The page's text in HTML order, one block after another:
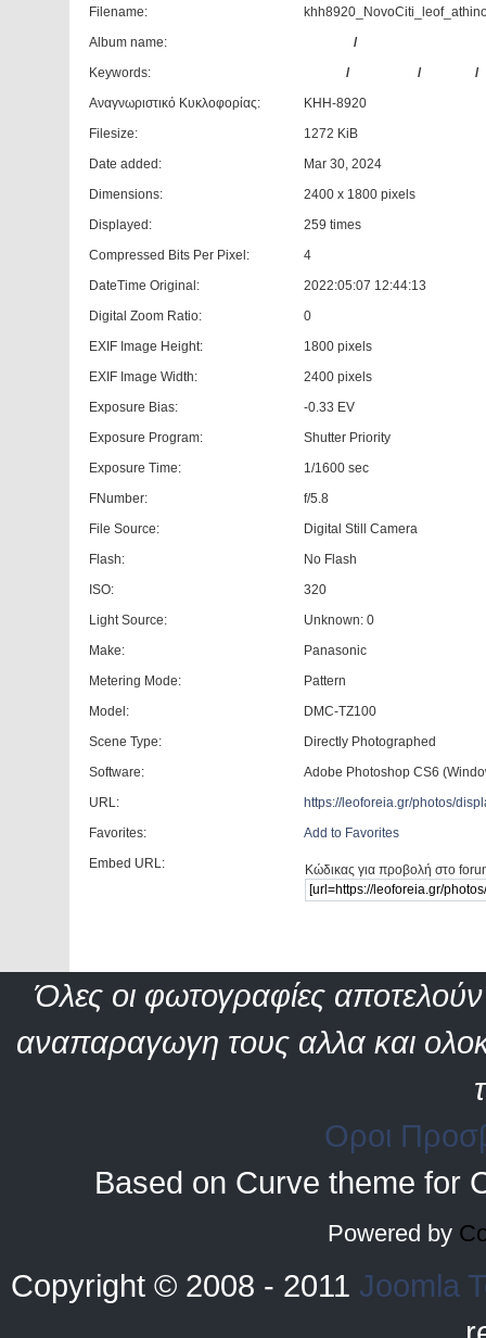
Filename:
Album name:
/
Keywords:
/ / /
Αναγνωριστικό Κυκλοφορίας:
ΚΗΗ-8920
Filesize:
1272 KiB
Date added:
Mar 30, 2024
Dimensions:
2400 x 1800 pixels
Displayed:
259 times
Compressed Bits Per Pixel:
4
DateTime Original:
2022:05:07 12:44:13
Digital Zoom Ratio:
0
EXIF Image Height:
1800 pixels
EXIF Image Width:
2400 pixels
Exposure Bias:
-0.33 EV
Exposure Program:
Shutter Priority
Exposure Time:
1/1600 sec
FNumber:
f/5.8
File Source:
Digital Still Camera
Flash:
No Flash
ISO:
320
Light Source:
Unknown: 0
Make:
Panasonic
Metering Mode:
Pattern
Model:
DMC-TZ100
Scene Type:
Directly Photographed
Software:
Adobe Photoshop CS6
URL:
https://leoforeia.gr/photos/
Favorites:
Add to Favorites
Embed URL:
Κώδικας για προβολή στο
Όλες οι φωτογραφίες αποτελούν
αναπαραγωγη τους αλλα και
Οροι
Based on Curve theme for
Powered by
Copyright © 2008 - 2011 Joomla